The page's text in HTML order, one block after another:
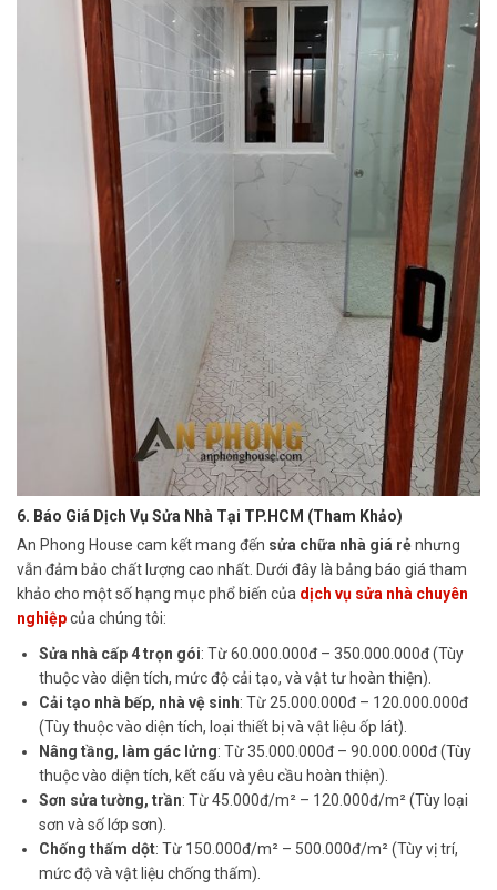
6. Báo Giá Dịch Vụ Sửa Nhà Tại TP.HCM (Tham Khảo)
An Phong House cam kết mang đến sửa chữa nhà giá rẻnhưng
vẫn đảm bảo chất lượng cao nhất. Dưới đây là bảng báo giá tham
khảo cho một số hạng mục phổ biến của dịch vụ sửa nhà chuyên
nghiệpcủa chúng tôi:
Sửa nhà cấp 4 trọn gói: Từ 60.000.000đ – 350.000.000đ (Tùy
thuộc vào diện tích, mức độ cải tạo, và vật tư hoàn thiện).
Cải tạo nhà bếp, nhà vệ sinh: Từ 25.000.000đ – 120.000.000đ
(Tùy thuộc vào diện tích, loại thiết bị và vật liệu ốp lát).
Nâng tầng, làm gác lửng: Từ 35.000.000đ – 90.000.000đ (Tùy
thuộc vào diện tích, kết cấu và yêu cầu hoàn thiện).
Sơn sửa tường, trần: Từ 45.000đ/m² – 120.000đ/m² (Tùy loại
sơn và số lớp sơn).
Chống thấm dột: Từ 150.000đ/m² – 500.000đ/m² (Tùy vị trí,
mức độ và vật liệu chống thấm).